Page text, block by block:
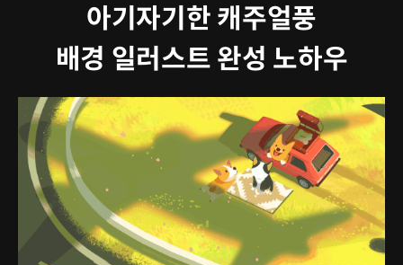
아기자기한 캐주얼풍
배경 일러스트 완성 노하우